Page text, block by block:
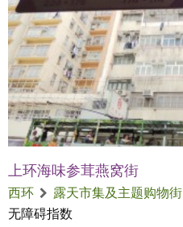
上环海味参茸燕窝街
西环
露天市集及主题购物街
无障碍指数